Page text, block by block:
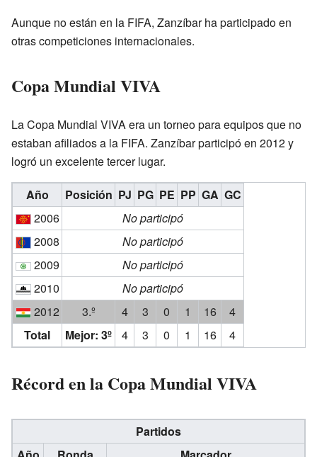
Aunque no están en la FIFA, Zanzíbar ha participado en
otras competiciones internacionales.
Copa Mundial VIVA
La Copa Mundial VIVA era un torneo para equipos que no
estaban afiliados a la FIFA. Zanzíbar participó en 2012 y
logró un excelente tercer lugar.
Año Posición PJ PG PE PP GA GC
2006
No participó
2008
No participó
2009
No participó
2010
No participó
2012
3.º 4 3 0 1 16
4
Total
Mejor: 3º 4 3 0 1 16 4
Récord en la Copa Mundial VIVA
Partidos